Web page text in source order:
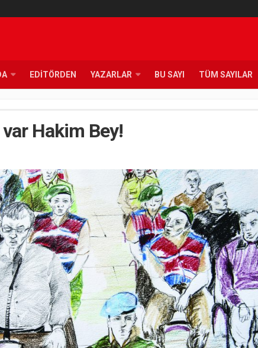
EDITÖRDEN YAZARLAR BU SAYI TÜM SAYILAR
Hakim Bey!